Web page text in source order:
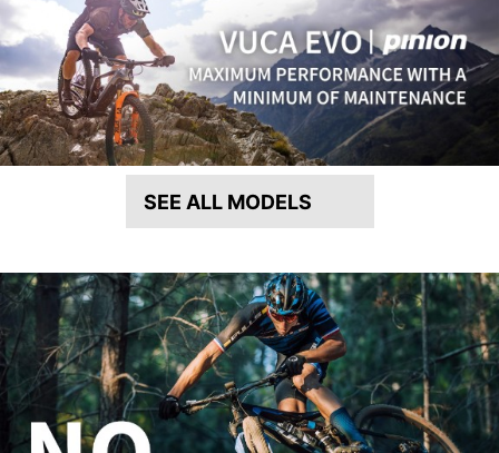
SEE ALL MODELS